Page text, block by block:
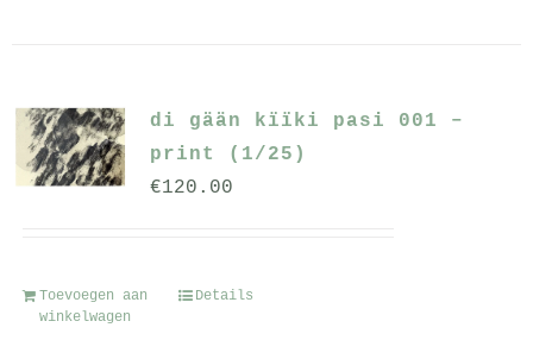
di gään kïïki pasi 001 –
print (1/25)
€120.00
Toevoegen aan
winkelwagen
Details